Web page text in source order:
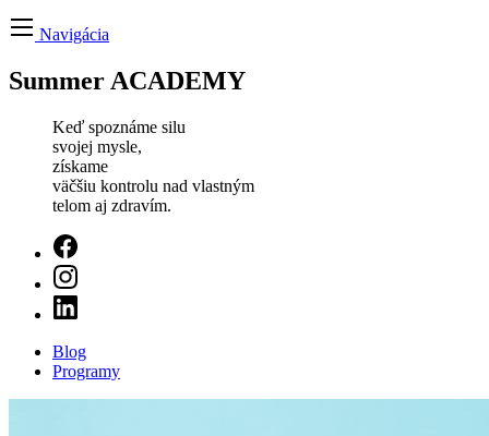
Navigácia
Summer ACADEMY
Keď spoznáme silu
svojej mysle,
získame
väčšiu kontrolu nad vlastným
telom aj zdravím.
Blog
Programy